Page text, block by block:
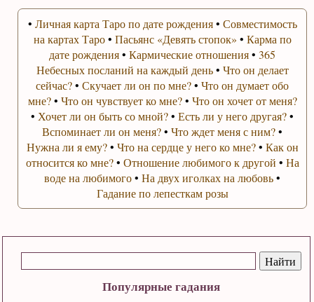
Популярные гадания
• Личная карта Таро по дате рождения• Совместимость
на картах Таро• Пасьянс «Девять стопок» • Карма по
дате рождения•Кармические отношения•365
Небесных посланий на каждый день• Что он делает
сейчас?•Скучает ли он по мне?•Что он думает обо
мне?• Что он чувствует ко мне?• Что он хочет от меня?
• Хочет ли он быть со мной?•Есть ли у него другая?•
Вспоминает ли он меня?•Что ждет меня с ним?•
Нужна ли я ему?• Что на сердце у него ко мне?• Как он
относится ко мне?• Отношение любимого к другой • На
воде на любимого•На двух иголках на любовь•
Гадание по лепесткам розы